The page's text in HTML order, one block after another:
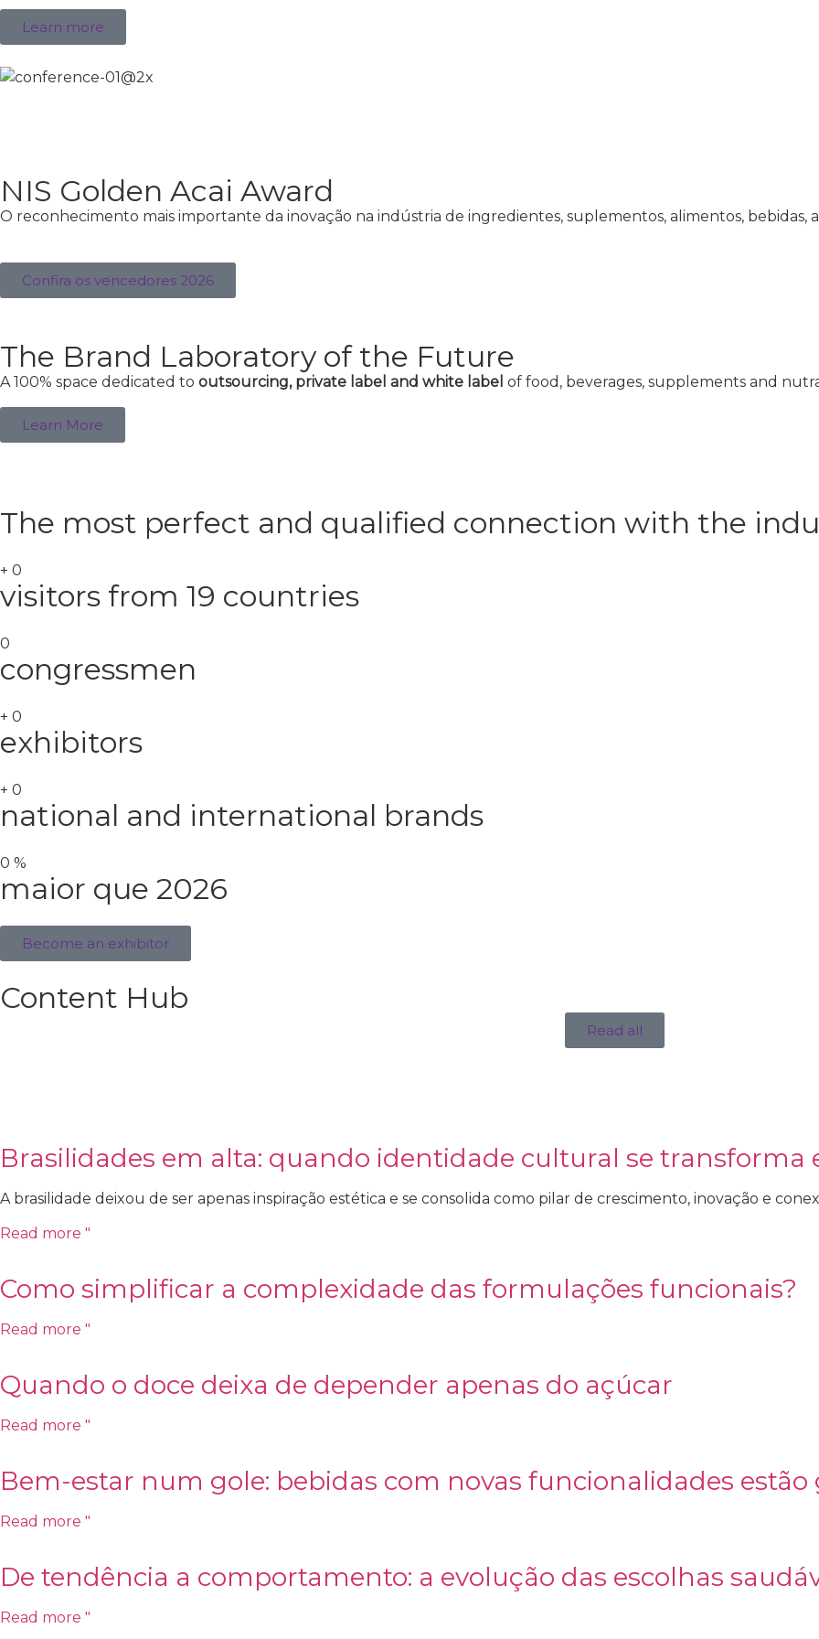
Learn more
NIS Golden Acai Award
O reconhecimento mais importante da inovação na indústria de ingredientes, suplementos, alimentos, bebidas,
Confira os vencedores 2026
The Brand Laboratory of the Future
A 100% space dedicated to outsourcing, private label and white label of food, beverages, supplements and
Learn More
The most perfect and qualified connection with the
+ 0
visitors from 19 countries
0
congressmen
+ 0
exhibitors
+ 0
national and international brands
0 %
maior que 2026
Become an exhibitor
Content Hub
Read all
Brasilidades em alta: quando identidade cultural se
A brasilidade deixou de ser apenas inspiração estética e se consolida como pilar de crescimento, inovação e
Read more "
Como simplificar a complexidade das formulações funcionais?
Read more "
Quando o doce deixa de depender apenas do açúcar
Read more "
Bem-estar num gole: bebidas com novas funcionalidades
Read more "
De tendência a comportamento: a evolução das escolhas
Read more "